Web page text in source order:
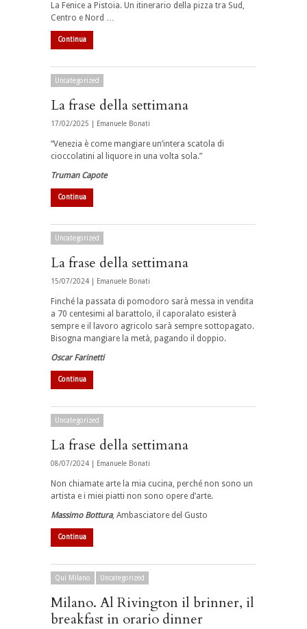
La Fenice a Pistoia. Un itinerario della pizza tra Sud,
Centro e Nord …
Continua
Uncategorized
La frase della settimana
17/02/2025 | Emanuele Bonati
“Venezia è come mangiare un’intera scatola di
cioccolatini al liquore in una volta sola.”
Truman Capote
Continua
Uncategorized
La frase della settimana
15/07/2024 | Emanuele Bonati
Finché la passata di pomodoro sarà messa in vendita
a 70 centesimi al barattolo, il caporalato esisterà
sempre e il lavoro agricolo sarà sempre sottopagato.
Bisogna mangiare la metà, pagando il doppio.
Oscar Farinetti
Continua
Uncategorized
La frase della settimana
08/07/2024 | Emanuele Bonati
Non chiamate arte la mia cucina, perché non sono un
artista e i miei piatti non sono opere d’arte.
Massimo Bottura, Ambasciatore del Gusto
Continua
Qui Milano Uncategorized
Milano. Al Rivington il brinner, il
breakfast in orario dinner